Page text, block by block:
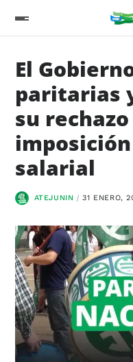
El
paritarias
su
salarial
ATEJUNIN 31 ENERO,